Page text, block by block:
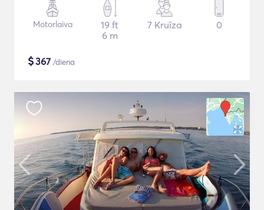
Motorlaiva
19 ft
6 m
7 Kruīza 0
$367 /diena